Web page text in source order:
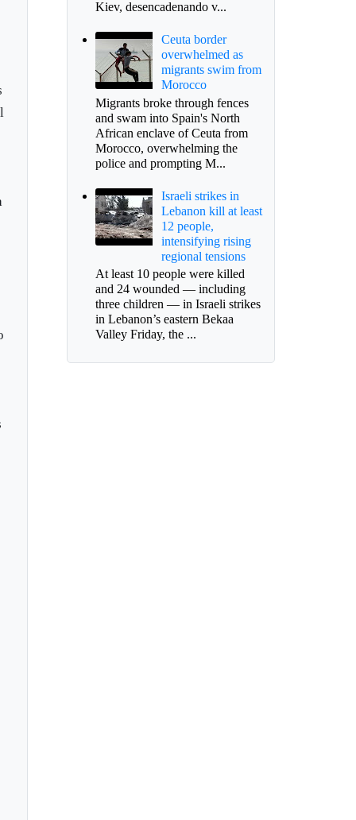
Kiev, desencadenando v...
Ceuta border
overwhelmed as
migrants swim from
Morocco
Migrants broke through fences
and swam into Spain's North
African enclave of Ceuta from
Morocco, overwhelming the
police and prompting M...
Israeli strikes in
Lebanon kill at least
12 people,
intensifying rising
regional tensions
At least 10 people were killed
and 24 wounded — including
three children — in Israeli strikes
in Lebanon’s eastern Bekaa
Valley Friday, the ...